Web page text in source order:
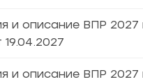
и описание ВПР 2027
19.04.2027
и описание ВПР 2027